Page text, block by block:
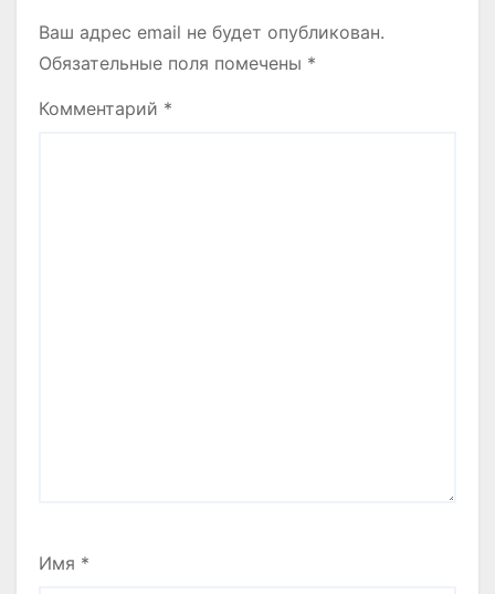
Ваш адрес email не будет опубликован.
Обязательные поля помечены *
Комментарий *
Имя *